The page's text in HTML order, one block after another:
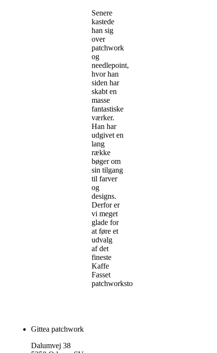
Senere
kastede
han sig
over
patchwork
og
needlepoint,
hvor han
siden har
skabt en
masse
fantastiske
værker.
Han har
udgivet en
lang
række
bøger om
sin tilgang
til farver
og
designs.
Derfor er
vi meget
glade for
at føre et
udvalg
af det
fineste
Kaffe
Fasset
patchworkstof.
Gittea patchwork
Dalumvej 38